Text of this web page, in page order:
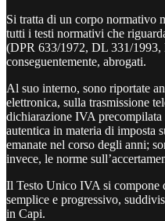
Si tratta di un corpo normativo
tutti i testi normativi che
(DPR 633/1972, DL 331/1993,
conseguentemente, abrogati.
Al suo interno, sono riportate
elettronica, sulla trasmissione
dichiarazione IVA
autentica in materia di imposta
emanate nel corso degli anni;
invece, le norme
Il Testo Unico IVA si compone
semplice e progressivo,
in Capi.